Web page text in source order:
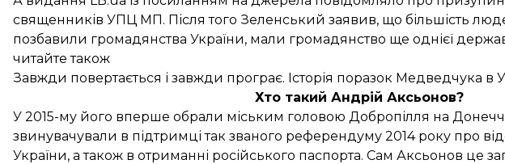
священників УПЦ МП. Після того Зеленський заявив, що більшість
позбавили громадянства України, мали громадянство ще однієї
читайте також
Завжди повертається і завжди програє. Історія поразок Медведчука в
Хто такий Андрій Аксьонов?
У 2015-му його вперше обрали міським головою Добропілля на
звинувачували в підтримці так званого референдуму 2014 року про
України, а також в отриманні російського паспорта. Сам Аксьонов це